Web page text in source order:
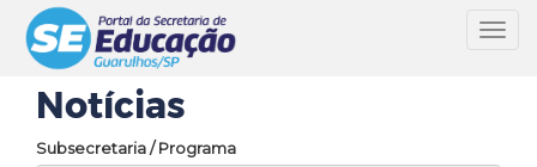
Notícias
Subsecretaria / Programa